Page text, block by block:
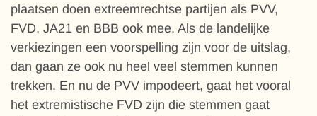
plaatsen doen extreemrechtse partijen als PVV,
FVD, JA21 en BBB ook mee. Als de landelijke
verkiezingen een voorspelling zijn voor de uitslag,
dan gaan ze ook nu heel veel stemmen kunnen
trekken. En nu de PVV impodeert, gaat het vooral
het extremistische FVD zijn die stemmen gaat